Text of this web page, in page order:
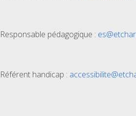
Responsable pédagogique :
Référent handicap :